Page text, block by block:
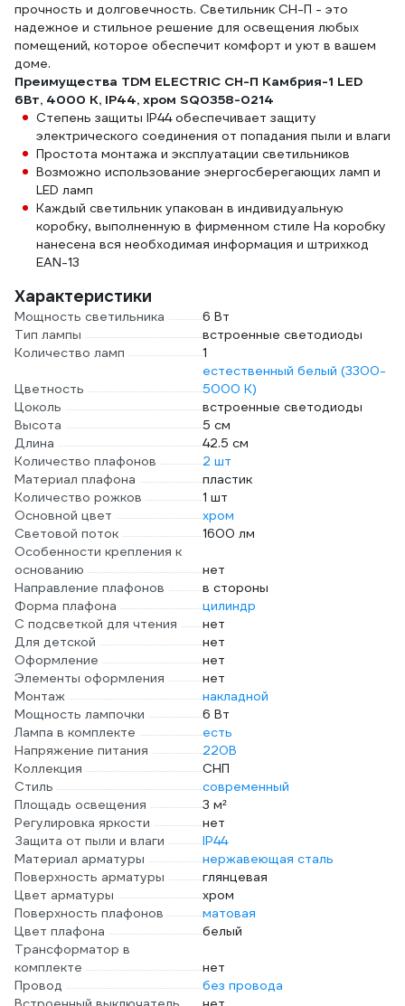
прочность и долговечность. Светильник CH-П - это
надежное и стильное решение для освещения любых
помещений, которое обеспечит комфорт и уют в вашем
доме.
Преимущества TDM ELECTRIC CH-П Камбрия-1 LED
6Вт, 4000 К, IP44, хром SQ0358-0214
Степень защиты IP44 обеспечивает защиту
электрического соединения от попадания пыли и влаги
Простота монтажа и эксплуатации светильников
Возможно использование энергосберегающих ламп и
LED ламп
Каждый светильник упакован в индивидуальную
коробку, выполненную в фирменном стиле На коробку
нанесена вся необходимая информация и штрихкод
EAN-13
Характеристики
Мощность светильника
6 Вт
Тип лампы
встроенные светодиоды
Количество ламп
1
Цветность
естественный белый (3300-
5000 К)
Цоколь
встроенные светодиоды
Высота
5 см
Длина
42.5 см
Количество плафонов
2 шт
Материал плафона
пластик
Количество рожков
1 шт
Основной цвет
хром
Световой поток
1600 лм
Особенности крепления к
основанию
нет
Направление плафонов
в стороны
Форма плафона
цилиндр
С подсветкой для чтения
нет
Для детской
нет
Оформление
нет
Элементы оформления
нет
Монтаж
накладной
Мощность лампочки
6 Вт
Лампа в комплекте
есть
Напряжение питания
220В
Коллекция
СНП
Стиль
современный
Площадь освещения
3 м²
Регулировка яркости
нет
Защита от пыли и влаги
IP44
Материал арматуры
нержавеющая сталь
Поверхность арматуры
глянцевая
Цвет арматуры
хром
Поверхность плафонов
матовая
Цвет плафона
белый
Трансформатор в
комплекте
нет
Провод
без провода